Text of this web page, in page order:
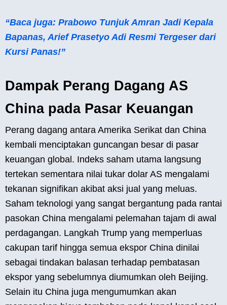
“Baca juga: Prabowo Tunjuk Amran Jadi Kepala
Bapanas, Arief Prasetyo Adi Resmi Tergeser dari
Kursi Panas!”
Dampak Perang Dagang AS
China pada Pasar Keuangan
Perang dagang antara Amerika Serikat dan China
kembali menciptakan guncangan besar di pasar
keuangan global. Indeks saham utama langsung
tertekan sementara nilai tukar dolar AS mengalami
tekanan signifikan akibat aksi jual yang meluas.
Saham teknologi yang sangat bergantung pada rantai
pasokan China mengalami pelemahan tajam di awal
perdagangan. Langkah Trump yang memperluas
cakupan tarif hingga semua ekspor China dinilai
sebagai tindakan balasan terhadap pembatasan
ekspor yang sebelumnya diumumkan oleh Beijing.
Selain itu China juga mengumumkan akan